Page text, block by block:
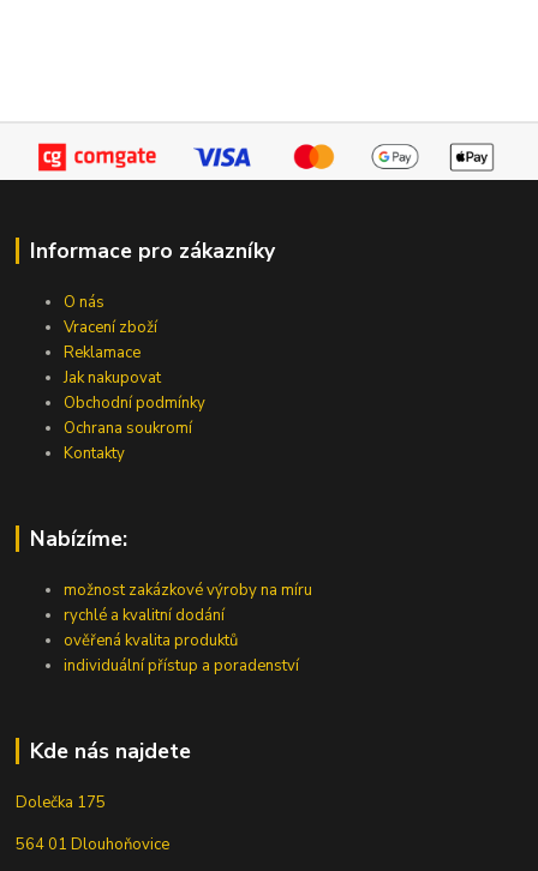
Informace pro zákazníky
O nás
Vracení zboží
Reklamace
Jak nakupovat
Obchodní podmínky
Ochrana soukromí
Kontakty
Nabízíme:
možnost zakázkové výroby na míru
rychlé a kvalitní dodání
ověřená kvalita produktů
individuální přístup a poradenství
Kde nás najdete
Dolečka 175
564 01 Dlouhoňovice